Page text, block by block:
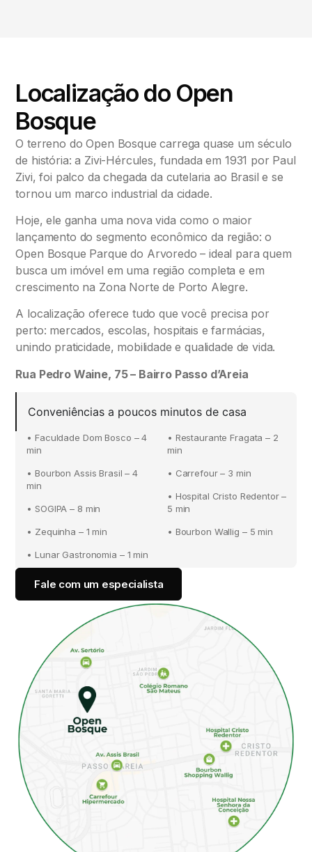
Localização do Open
Bosque
O terreno do Open Bosque carrega quase um século
de história: a Zivi-Hércules, fundada em 1931 por Paul
Zivi, foi palco da chegada da cutelaria ao Brasil e se
tornou um marco industrial da cidade.
Hoje, ele ganha uma nova vida como o maior
lançamento do segmento econômico da região: o
Open Bosque Parque do Arvoredo – ideal para quem
busca um imóvel em uma região completa e em
crescimento na Zona Norte de Porto Alegre.
A localização oferece tudo que você precisa por
perto: mercados, escolas, hospitais e farmácias,
unindo praticidade, mobilidade e qualidade de vida.
Rua Pedro Waine, 75 – Bairro Passo d’Areia
Conveniências a poucos minutos de casa
• Faculdade Dom Bosco – 4
min
• Bourbon Assis Brasil – 4
min
• SOGIPA – 8 min
• Zequinha – 1 min
• Lunar Gastronomia – 1 min
• Restaurante Fragata – 2
min
• Carrefour – 3 min
• Hospital Cristo Redentor –
5 min
• Bourbon Wallig – 5 min
Fale com um especialista